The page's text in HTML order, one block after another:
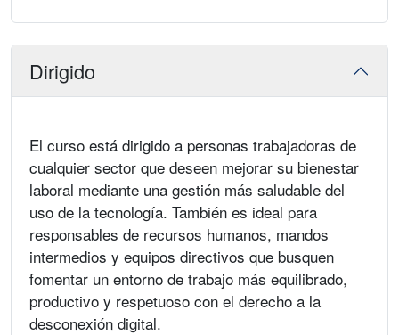
Dirigido
El curso está dirigido a personas trabajadoras de
cualquier sector que deseen mejorar su bienestar
laboral mediante una gestión más saludable del
uso de la tecnología. También es ideal para
responsables de recursos humanos, mandos
intermedios y equipos directivos que busquen
fomentar un entorno de trabajo más equilibrado,
productivo y respetuoso con el derecho a la
desconexión digital.